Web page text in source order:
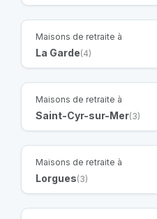
Maisons de retraite à
La Garde(4)
Maisons de retraite à
Saint-Cyr-sur-Mer(3)
Maisons de retraite à
Lorgues(3)